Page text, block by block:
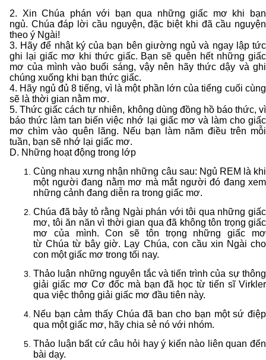
2. Xin Chúa phán với bạn qua những giấc mơ khi bạn
ngủ. Chúa đáp lời cầu nguyện, đặc biệt khi đã cầu nguyện
theo ý Ngài!
3. Hãy để nhật ký của bạn bên giường ngủ và ngay lập tức
ghi lại giấc mơ khi thức giấc. Bạn sẽ quên hết những giấc
mơ của mình vào buổi sáng, vậy nên hãy thức dậy và ghi
chúng xuống khi bạn thức giấc.
4. Hãy ngủ đủ 8 tiếng, vì là một phần lớn của tiếng cuối cùng
sẽ là thời gian nằm mơ.
5. Thức giấc cách tự nhiên, không dùng đồng hồ báo thức, vì
báo thức làm tan biến việc nhớ lại giấc mơ và làm cho giấc
mơ chìm vào quên lãng. Nếu bạn làm năm điều trên mỗi
tuần, bạn sẽ nhớ lại giấc mơ.
D. Những hoạt động trong lớp
Cùng nhau xưng nhận những câu sau: Ngủ REM là khi
một người đang nằm mơ mà mắt người đó đang xem
những cảnh đang diễn ra trong giấc mơ.
Chúa đã bảy tỏ rằng Ngài phán với tôi qua những giấc
mơ, tôi ăn năn vì thời gian qua đã không tôn trọng giấc
mơ của mình. Con sẽ tôn trọng những giấc mơ
từ Chúa từ bây giờ. Lạy Chúa, con cầu xin Ngài cho
con một giấc mơ trong tối nay.
Thảo luận những nguyên tắc và tiến trình của sự thông
giải giấc mơ Cơ đốc mà bạn đã học từ tiến sĩ Virkler
qua việc thông giải giấc mơ đầu tiên này.
Nếu bạn cảm thấy Chúa đã ban cho bạn một sứ điệp
qua một giấc mơ, hãy chia sẻ nó với nhóm.
Thảo luận bất cứ câu hỏi hay ý kiến nào liên quan đến
bài dạy.